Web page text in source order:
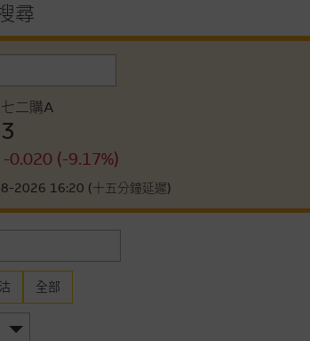
尋
二購A
-0.020 (-9.17%)
2026 16:20 (十五分鐘延遲)
沽 全部